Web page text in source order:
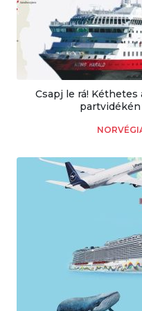
Csapj le rá!